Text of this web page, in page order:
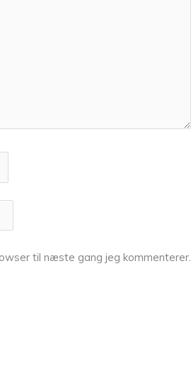
til næste gang jeg kommenterer.